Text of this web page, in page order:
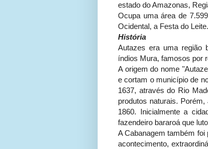
estado do Amazonas,
Ocupa uma área de
Ocidental, a Festa do Leite.
História
Autazes era uma região
índios Mura, famosos por
A origem do nome
e cortam o município de
1637, através do Rio
produtos naturais.
1860. Inicialmente a
fazendeiro bararoá que
A Cabanagem também
acontecimento,